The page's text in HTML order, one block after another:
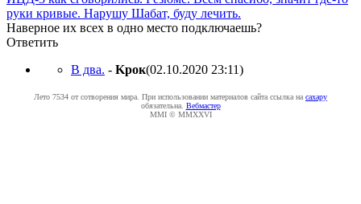
руки кривые. Нарушу Шабат, буду лечить.
Наверное их всех в одно место подключаешь?
Ответить
В два. - Kpoк(02.10.2020 23:11)
Лето 7534 от сотворения мира. При использовании материалов сайта ссылка на caxapу
обязательна. Вебмастер
MMI © MMXXVI